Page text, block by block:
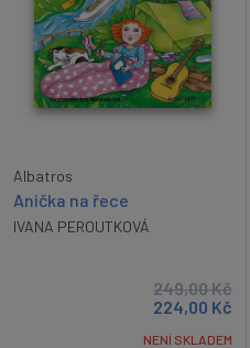
Albatros
Anička na řece
IVANA PEROUTKOVÁ
249,00Kč
224,00 Kč
NENÍ SKLADEM